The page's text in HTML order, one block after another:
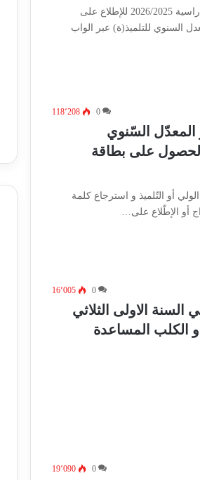
شرح مفصل و خاص للسنة الدراسية 2026/2025 للإطلاع على
السنوي للتلميذ(ة) عبر الواب
0 118٬208
المعدّل السّنوي
الحصول على بطاقة
أو التّلميذ و استرجاع كلمة
أو الإطّلاع على…
0 16٬005
السنة الاولى الثلاثي
و الكلب المساعدة
0 19٬090